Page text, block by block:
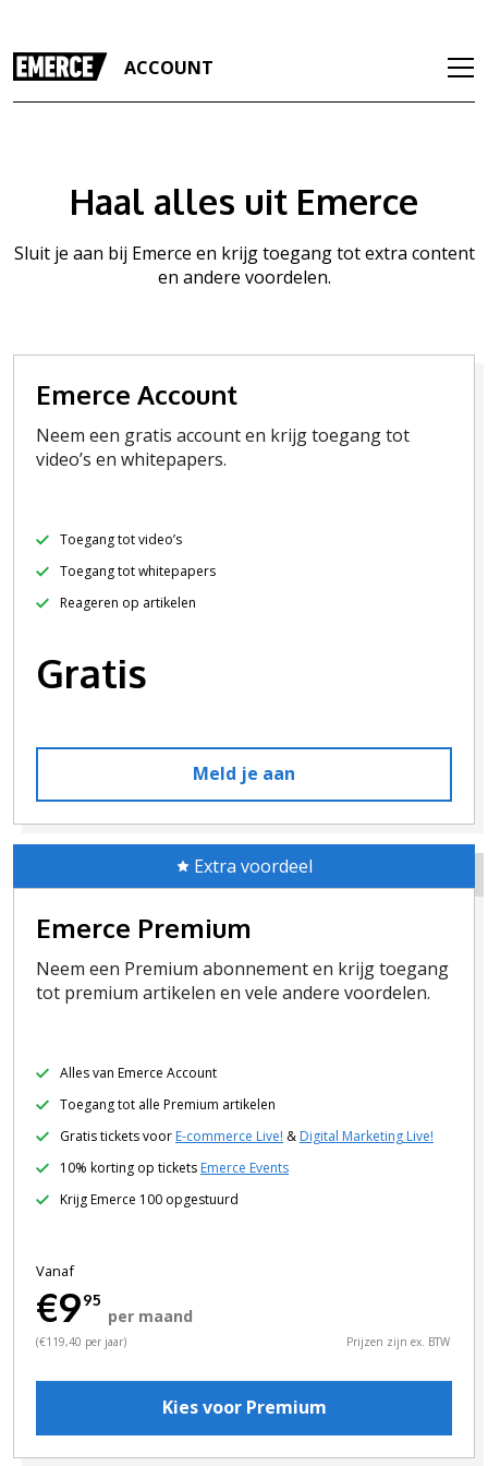
ACCOUNT
Haal alles uit Emerce
Sluit je aan bij Emerce en krijg toegang tot extra content
en andere voordelen.
Emerce Account
Neem een gratis account en krijg toegang tot
video’s en whitepapers.
Toegang tot video’s
Toegang tot whitepapers
Reageren op artikelen
Gratis
Meld je aan
Extra voordeel
Emerce Premium
Neem een Premium abonnement en krijg toegang
tot premium artikelen en vele andere voordelen.
Alles van Emerce Account
Toegang tot alle Premium artikelen
Gratis tickets voor E-commerce Live! & Digital Marketing Live!
10% korting op tickets Emerce Events
Krijg Emerce 100 opgestuurd
Vanaf
€995
per maand
(€119,40 per jaar) Prijzen zijn ex. BTW
Kies voor Premium